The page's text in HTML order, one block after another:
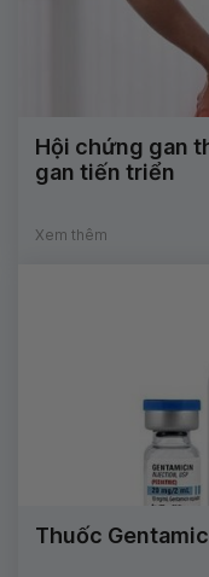
Hội chứng gan
gan tiến triển
Xem thêm
Thuốc